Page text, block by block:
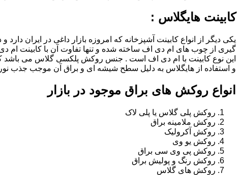
کابینت هایگلاس :
یکی دیگر از انواع کابینت آشپزخانه که امروزه بازار داغی در ایران
گیری از چوب های ام دی اف ساخته شده و تنها تفاوت آن با کابینت
این نوع کابینت با ام دی اف است . جنس روکش پلکسی گلاس می باشد
و استفاده از هایگلاس به دلیل سطح شیشه ای و براق آن موجب جذب
انواع روکش های براق موجود در بازار
روکش پلی گلاس یا پلی لاک
روکش ملامینه براق
روکش آکرولیک
روکش یو وی
روکش پی وی سی براق
روکش رنگ و پولیش براق
روکش های گلاس